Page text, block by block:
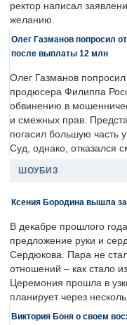
ректор написал
желанию.
Олег Газманов попросил
после выплаты 12 млн
Олег Газманов
продюсера Филиппа
обвинению в
и смежных прав.
погасил большую часть
Суд, однако, отказался
ШОУБИЗ
Ксения Бородина вышла
В декабре прошлого
предложение руки и
Сердюкова. Пара не
отношений – как стало
Церемония прошла в
планирует через
Виктория Боня о своем